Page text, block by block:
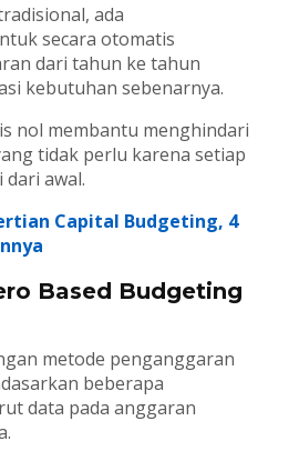
ada
secara otomatis
dari tahun ke tahun
kebutuhan sebenarnya.
nol membantu menghindari
tidak perlu karena setiap
awal.
Capital Budgeting, 4
Based Budgeting
metode penganggaran
beberapa
data pada anggaran